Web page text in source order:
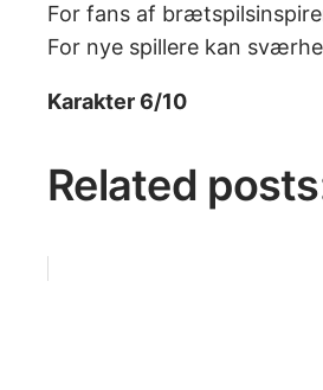
For fans af
For nye spillere kan
Karakter 6/10
Related